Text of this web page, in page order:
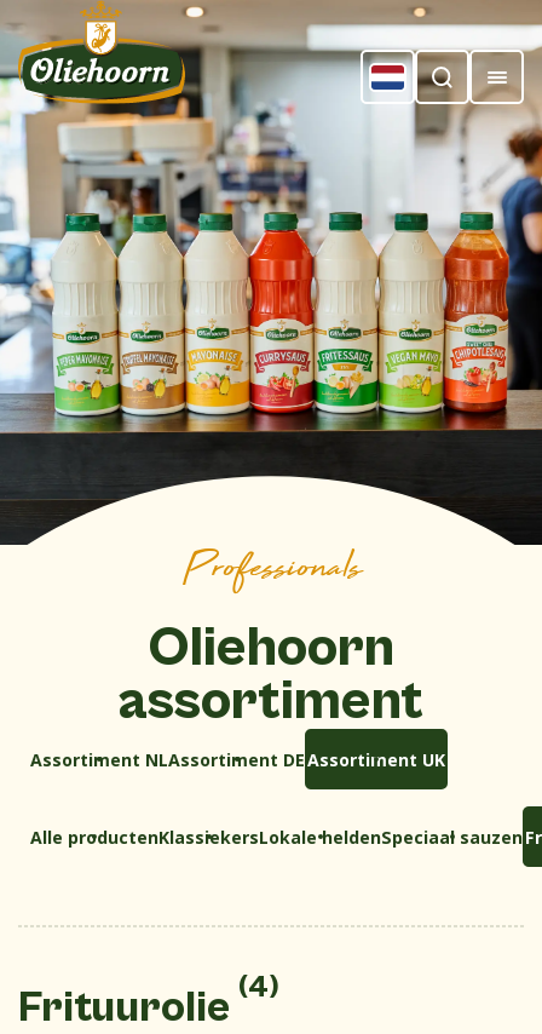
Professionals
Oliehoorn
assortiment
Assortiment NLAssortiment DEAssortiment UK
Alle productenKlassiekersLokale heldenSpeciaal sauzen
Frituurolie (4)